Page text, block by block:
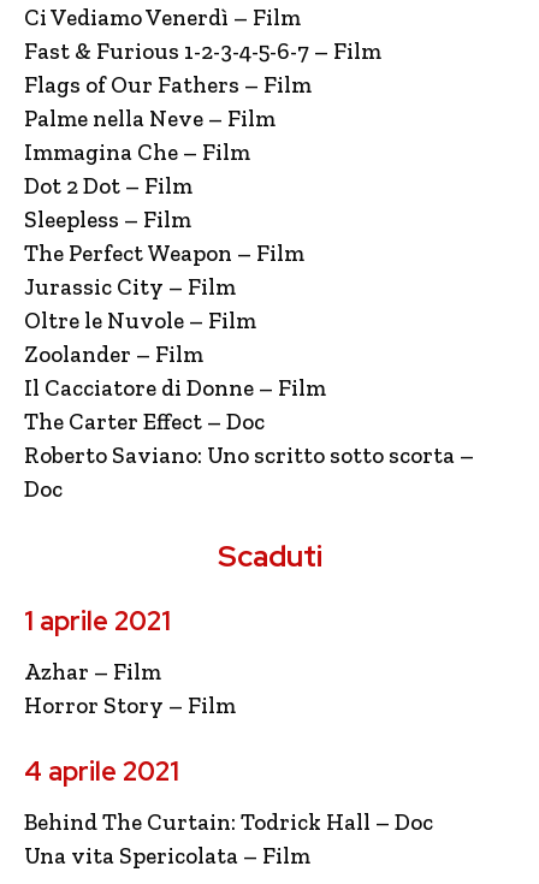
Ci Vediamo Venerdì – Film
Fast & Furious 1-2-3-4-5-6-7 – Film
Flags of Our Fathers – Film
Palme nella Neve – Film
Immagina Che – Film
Dot 2 Dot – Film
Sleepless – Film
The Perfect Weapon – Film
Jurassic City – Film
Oltre le Nuvole – Film
Zoolander – Film
Il Cacciatore di Donne – Film
The Carter Effect – Doc
Roberto Saviano: Uno scritto sotto scorta –
Doc
Scaduti
1 aprile 2021
Azhar – Film
Horror Story – Film
4 aprile 2021
Behind The Curtain: Todrick Hall – Doc
Una vita Spericolata – Film